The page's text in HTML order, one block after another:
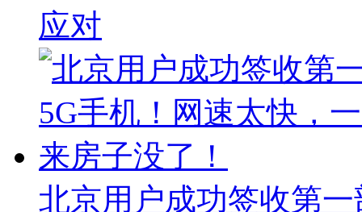
应对
北京用户成功签收第